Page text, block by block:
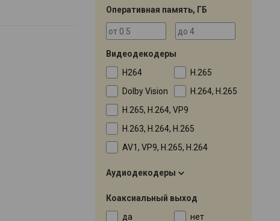
Оперативная память, ГБ
Видеодекодеры
H264
H.265
Dolby Vision
H.264, H.265
H.265, H.264, VP9
H.263, H.264, H.265
AV1, VP9, H.265, H.264
Аудиодекодеры
Коаксиальный выход
да
нет